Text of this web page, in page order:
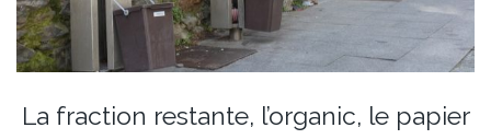
La fraction restante, l’organic, le papier